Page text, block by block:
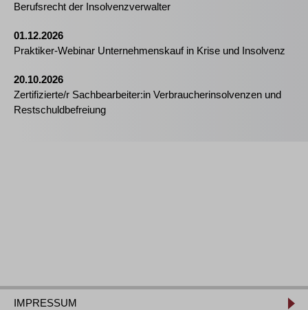
Berufsrecht der Insolvenzverwalter
01.12.2026
Praktiker-Webinar Unternehmenskauf in Krise und Insolvenz
20.10.2026
Zertifizierte/r Sachbearbeiter:in Verbraucherinsolvenzen und
Restschuldbefreiung
IMPRESSUM